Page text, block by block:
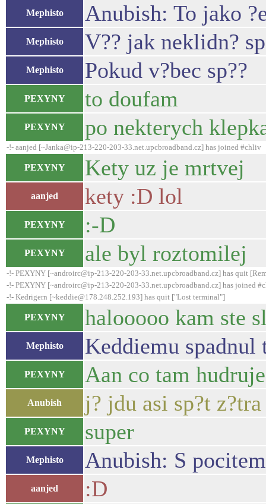
Mephisto Anubish: To jako
Mephisto V?? jak neklidn?
Mephisto Pokud v?bec sp??
PEXYNY to doufam
PEXYNY po nekterych
-!- aanjed [~Janka@ip-213-220-203-33.net.upcbroadband.cz] has joined #chliv
PEXYNY Kety uz je mrtvej
aanjed kety :D lol
PEXYNY :-D
PEXYNY ale byl roztomilej
-!- PEXYNY [~androirc@ip-213-220-203-33.net.upcbroadband.cz] has quit
-!- PEXYNY [~androirc@ip-213-220-203-33.net.upcbroadband.cz] has joined
-!- Kedrigern [~keddie@178.248.252.193] has quit ["Lost terminal"]
PEXYNY halooooo kam ste
Mephisto Keddiemu spadnul
PEXYNY Aan co tam
Anubish j? jdu asi sp?t
PEXYNY super
Mephisto Anubish: S
aanjed :D